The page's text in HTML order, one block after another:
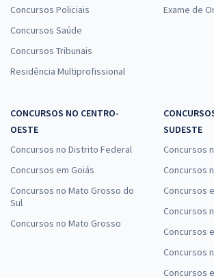
Economize R$ 99,98 (-20%)
Vigilância Sanitária - Farmácia
à vista
ou 12x de
R$30,66
Economize R$ 91,98 (-
Comprar
Prefeitura de Catalão - GO - FMS -
Cargo de Psicólogo (Pós-
Concursos Policiais
Concursos Saúde
Concursos Tribunais
Residência Multiprofissional
Exame de
CONCURSOS NO CENTRO-
OESTE
Concursos no Distrito Federal
Concursos em Goiás
Concursos no Mato Grosso do
Sul
Concursos no Mato Grosso
SUDESTE
Concursos
Concursos
Concursos
Concursos
Concursos
Concursos
Concursos